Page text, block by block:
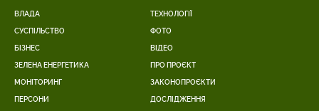
ВЛАДА
СУСПІЛЬСТВО
БІЗНЕС
ЗЕЛЕНА ЕНЕРГЕТИКА
МОНІТОРИНГ
ПЕРСОНИ
ТЕХНОЛОГІЇ
ФОТО
ВІДЕО
ПРО ПРОЄКТ
ЗАКОНОПРОЄКТИ
ДОСЛІДЖЕННЯ